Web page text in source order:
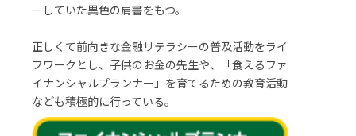
ーしていた異色の肩書をもつ。
正しくて前向きな金融リテラシーの普及活動をライ
フワークとし、子供のお金の先生や、「食えるファ
イナンシャルプランナー」を育てるための教育活動
なども積極的に行っている。